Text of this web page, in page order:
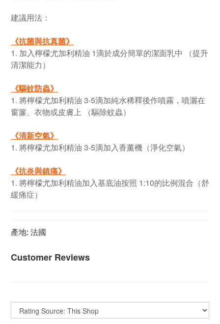
建議用法：
《抗菌與抗真菌》
1. 加入檸檬尤加利精油 1滴於成分簡單的潔面乳中 （提升
清潔能力）
《驅蚊防蟲》
1. 將檸檬尤加利精油 3-5滴加純水稀釋後作噴霧，噴灑在
窗簾、衣物或皮膚上 （驅除蚊蟲）
《清新空氣》
1. 將檸檬尤加利精油 3-5滴加入香薰機（淨化空氣）
《抗炎與鎮痛》
1. 將檸檬尤加利精油加入基底油按照 1:10的比例混合（舒
緩痛症）
產地: 法國
Customer Reviews